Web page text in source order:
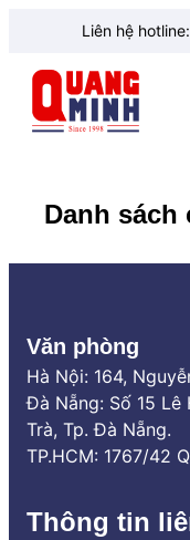
phần
dung
Liên hệ hotline:
Danh sách
Văn phòng
Hà Nội: 164,
Đà Nẵng: Số 15 Lê
Trà, Tp. Đà Nẵng.
TP.HCM: 1767/42
Thông tin